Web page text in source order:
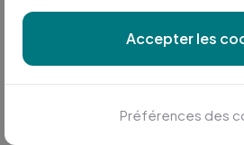
Accepter les
Préférences des